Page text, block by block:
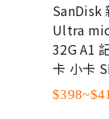
SanDisk
Ultra
32G A1
卡 小卡